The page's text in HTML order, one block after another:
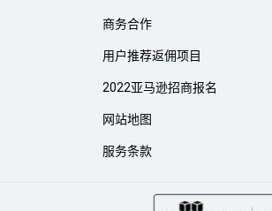
商务合作
用户推荐返佣项目
2022亚马逊招商报名
网站地图
服务条款